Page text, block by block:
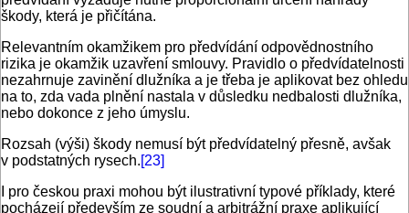
škody, která je přičítána.
Relevantním okamžikem pro předvídání odpovědnostního
rizika je okamžik uzavření smlouvy. Pravidlo o předvídatelnosti
nezahrnuje zavinění dlužníka a je třeba je aplikovat bez ohledu
na to, zda vada plnění nastala v důsledku nedbalosti dlužníka,
nebo dokonce z jeho úmyslu.
Rozsah (výši) škody nemusí být předvídatelný přesně, avšak
v podstatných rysech.[23]
I pro českou praxi mohou být ilustrativní typové příklady, které
pocházejí především ze soudní a arbitrážní praxe aplikující